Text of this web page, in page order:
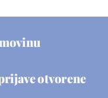
otvorene